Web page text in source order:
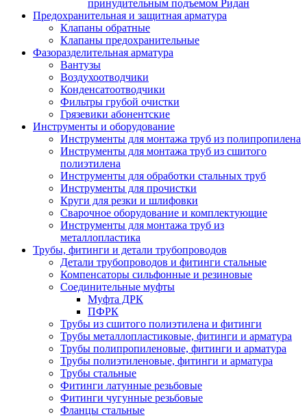
принудительным подъемом Ридан
Предохранительная и защитная арматура
Клапаны обратные
Клапаны предохранительные
Фазоразделительная арматура
Вантузы
Воздухоотводчики
Конденсатоотводчики
Фильтры грубой очистки
Грязевики абонентские
Инструменты и оборудование
Инструменты для монтажа труб из полипропилена
Инструменты для монтажа труб из сшитого
полиэтилена
Инструменты для обработки стальных труб
Инструменты для прочистки
Круги для резки и шлифовки
Сварочное оборудование и комплектующие
Инструменты для монтажа труб из
металлопластика
Трубы, фитинги и детали трубопроводов
Детали трубопроводов и фитинги стальные
Компенсаторы сильфонные и резиновые
Соединительные муфты
Муфта ДРК
ПФРК
Трубы из сшитого полиэтилена и фитинги
Трубы металлопластиковые, фитинги и арматура
Трубы полипропиленовые, фитинги и арматура
Трубы полиэтиленовые, фитинги и арматура
Трубы стальные
Фитинги латунные резьбовые
Фитинги чугунные резьбовые
Фланцы стальные